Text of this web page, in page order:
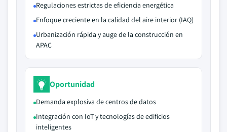
Regulaciones estrictas de eficiencia energética
Enfoque creciente en la calidad del aire interior (IAQ)
Urbanización rápida y auge de la construcción en
APAC
Oportunidad
Demanda explosiva de centros de datos
Integración con IoT y tecnologías de edificios
inteligentes